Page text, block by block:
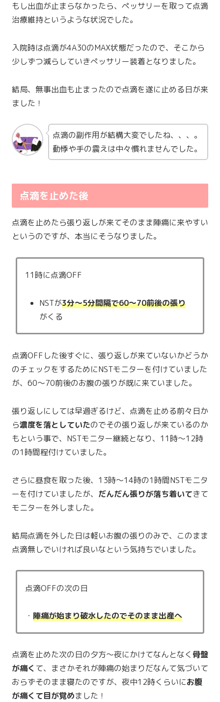
もし出血が止まらなかったら、ペッサリーを取って点滴
治療維持というような状況でした。
入院時は点滴が4A30のMAX状態だったので、そこから
少しずつ減らしていきぺッサリー装着となりました。
結局、無事出血も止まったので点滴を遂に止める日が来
ました！
点滴の副作用が結構大変でしたね、、、。
動悸や手の震えは中々慣れませんでした。
点滴を止めた後
点滴を止めたら張り返しが来てそのまま陣痛に来やすい
というのですが、本当にそうなりました。
11時に点滴OFF
NSTが3分〜5分間隔で60〜70前後の張り
がくる
点滴OFFした後すぐに、張り返しが来ていないかどうか
のチェックをするためにNSTモニターを付けていました
が、60〜70前後のお腹の張りが既に来ていました。
張り返しにしては早過ぎるけど、点滴を止める前々日か
ら濃度を落としていたのでその張り返しが来ているのか
もという事で、NSTモニター継続となり、11時〜12時
の1時間程付けていました。
さらに昼食を取った後、13時〜14時の1時間NSTモニタ
ーを付けていましたが、 だんだん張りが落ち着いてきて
モニターを外しました。
結局点滴を外した日は軽いお腹の張りのみで、このまま
点滴無しでいければ良いなという気持ちでいました。
点滴OFFの次の日
・ 陣痛が始まり破水したのでそのまま出産へ
点滴を止めた次の日の夕方〜夜にかけてなんとなく 骨盤
が痛く て、まさかそれが陣痛の始まりだなんて気づいて
おらずそのまま寝たのですが、夜中12時くらいにお腹
が痛くて目が覚めました！